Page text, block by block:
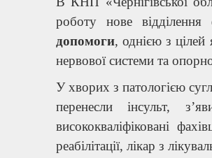
роботу нове відділення
допомоги, однією з цілей
нервової системи та
У хворих з патологією
перенесли інсульт,
висококваліфіковані
реабілітації, лікар з